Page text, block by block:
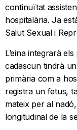
continuïtat
hospitalària. Ja
Salut Sexual i
L’eina integrarà
cadascun tindrà
primària com a
registra un fetus,
mateix per al
longitudinal de la